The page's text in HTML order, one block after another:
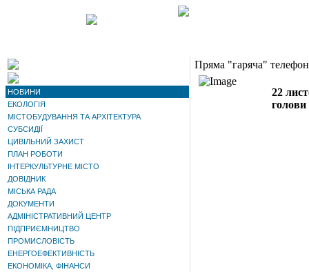
НОВИНИ
ЕКОЛОГІЯ
МІСТОБУДУВАННЯ ТА АРХІТЕКТУРА
СУБСИДІЇ
ЦИВІЛЬНИЙ ЗАХИСТ
ПЛАН РОБОТИ
ІНТЕРКУЛЬТУРНЕ МІСТО
ДОВІДНИК
МІСЬКА РАДА
ДОКУМЕНТИ
АДМІНІСТРАТИВНИЙ ЦЕНТР
ПІДПРИЄМНИЦТВО
ПРОМИСЛОВІСТЬ
ЕНЕРГОЕФЕКТИВНІСТЬ
ЕКОНОМІКА, ФІНАНСИ
Пряма "гаряча"
22
голови